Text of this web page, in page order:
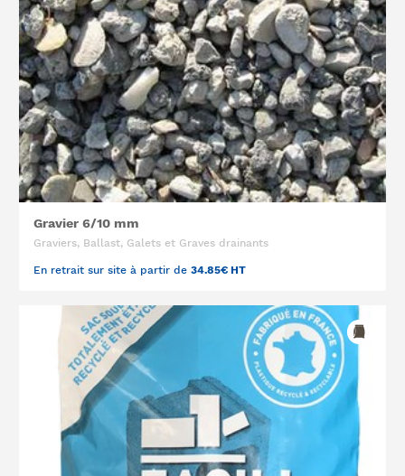
Gravier 6/10 mm
Graviers, Ballast, Galets et Graves drainants
En retrait sur site à partir de 34.85€ HT